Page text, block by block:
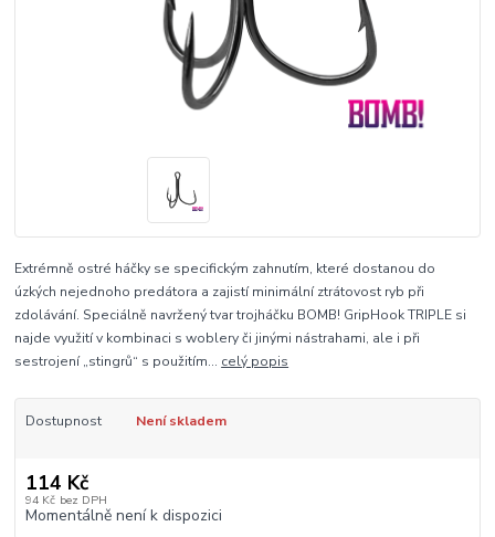
Extrémně ostré háčky se specifickým zahnutím, které dostanou do
úzkých nejednoho predátora a zajistí minimální ztrátovost ryb při
zdolávání. Speciálně navržený tvar trojháčku BOMB! GripHook TRIPLE si
najde využití v kombinaci s woblery či jinými nástrahami, ale i při
sestrojení „stingrů“ s použitím... celý popis
Dostupnost Není skladem
114 Kč
94 Kč bez DPH
Momentálně není k dispozici